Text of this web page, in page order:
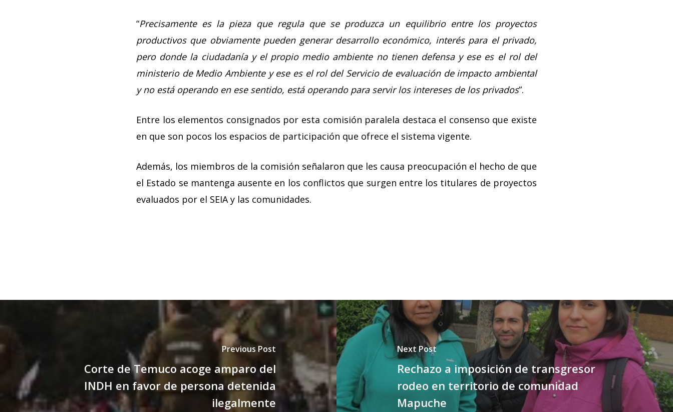
“Precisamente es la pieza que regula que se produzca un equilibrio entre los proyectos
productivos que obviamente pueden generar desarrollo económico, interés para el privado,
pero donde la ciudadanía y el propio medio ambiente no tienen defensa y ese es el rol del
ministerio de Medio Ambiente y ese es el rol del Servicio de evaluación de impacto ambiental
y no está operando en ese sentido, está operando para servir los intereses de los privados”.
Entre los elementos consignados por esta comisión paralela destaca el consenso que existe
en que son pocos los espacios de participación que ofrece el sistema vigente.
Además, los miembros de la comisión señalaron que les causa preocupación el hecho de que
el Estado se mantenga ausente en los conflictos que surgen entre los titulares de proyectos
evaluados por el SEIA y las comunidades.
Previous Post
Corte de Temuco acoge amparo del
INDH en favor de persona detenida
ilegalmente
Next Post
Rechazo a imposición de transgresor
rodeo en territorio de comunidad
Mapuche